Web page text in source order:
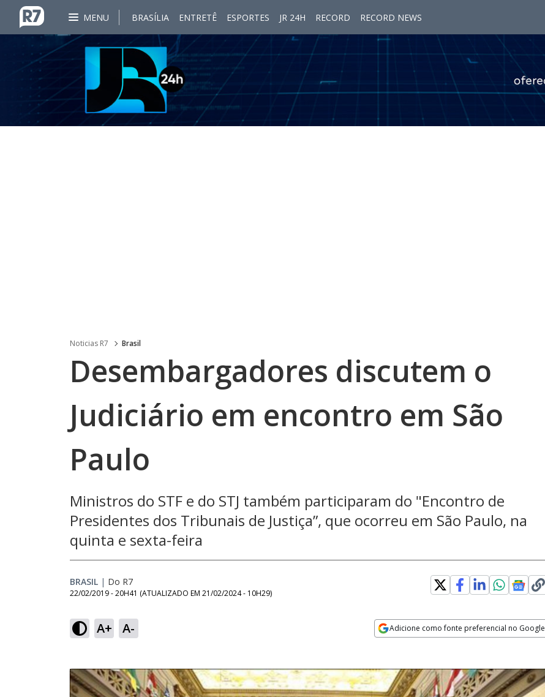
MENU BRASÍLIA ENTRETÊ ESPORTES JR 24H RECORD RECORD NEWS
Noticias R7 Brasil
Desembargadores discutem o
Judiciário em encontro em São
Paulo
Ministros do STF e do STJ também participaram do "Encontro de
Presidentes dos Tribunais de Justiça”, que ocorreu em São Paulo, na
quinta e sexta-feira
BRASIL | Do R7
22/02/2019 - 20H41 (ATUALIZADO EM 21/02/2024 - 10H29)
A+ A- Adicione como fonte preferencial no Google